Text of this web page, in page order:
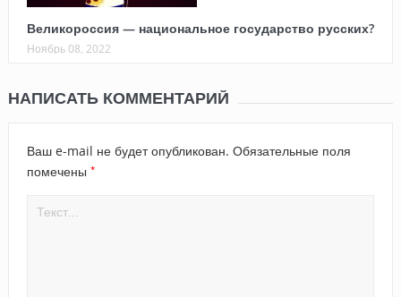
Великороссия — национальное государство русских?
Ноябрь 08, 2022
НАПИСАТЬ КОММЕНТАРИЙ
Ваш e-mail не будет опубликован. Обязательные поля
помечены *